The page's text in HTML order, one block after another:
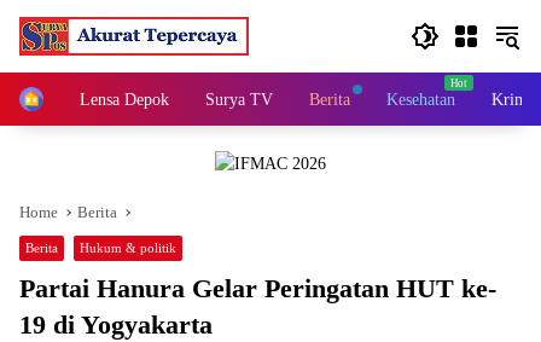
HomeLensa Depok Surya TV Berita Kesehatan
Home Berita
Berita Hukum & politik
Partai Hanura Gelar Peringatan HUT ke-
19 di Yogyakarta